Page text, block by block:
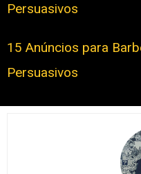
Persuasivos
15 Anúncios para
Persuasivos